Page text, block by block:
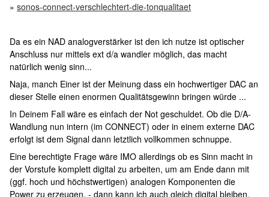
» sonos-connect-verschlechtert-die-tonqualitaet
Da es ein NAD analogverstärker ist den ich nutze ist optischer
Anschluss nur mittels ext d/a wandler möglich, das macht
natürlich wenig sinn...
Naja, manch Einer ist der Meinung dass ein hochwertiger DAC an
dieser Stelle einen enormen Qualitätsgewinn bringen würde ...
In Deinem Fall wäre es einfach der Not geschuldet. Ob die D/A-
Wandlung nun intern (im CONNECT) oder in einem externe DAC
erfolgt ist dem Signal dann letztlich vollkommen schnuppe.
Eine berechtigte Frage wäre IMO allerdings ob es Sinn macht in
der Vorstufe komplett digital zu arbeiten, um am Ende dann mit
(ggf. hoch und höchstwertigen) analogen Komponenten die
Power zu erzeugen. - dann kann ich auch gleich digital bleiben.